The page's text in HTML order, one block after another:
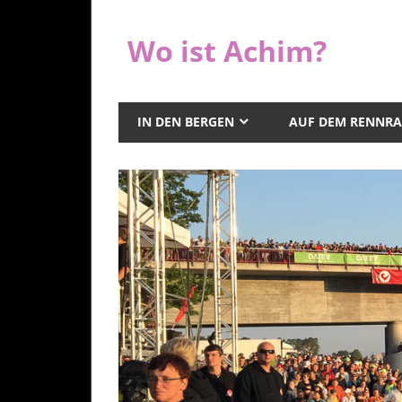
springenWo ist Achim?
IN DEN BERGEN AUF DEM